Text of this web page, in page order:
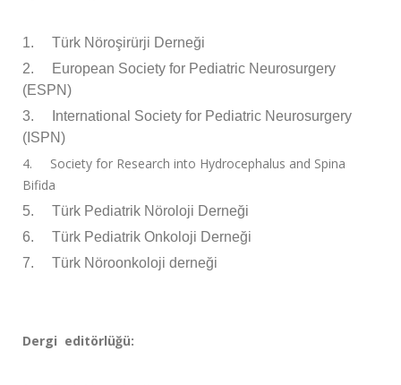
1.
Türk Nöroşirürji Derneği
2.
European Society for Pediatric Neurosurgery
(ESPN)
3.
International Society for Pediatric Neurosurgery
(ISPN)
4.
Society for Research into Hydrocephalus and Spina
Bifida
5.
Türk Pediatrik Nöroloji Derneği
6.
Türk Pediatrik Onkoloji Derneği
7.
Türk Nöroonkoloji derneği
Dergi editörlüğü: